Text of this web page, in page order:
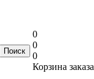
0
0
0
Корзина заказа